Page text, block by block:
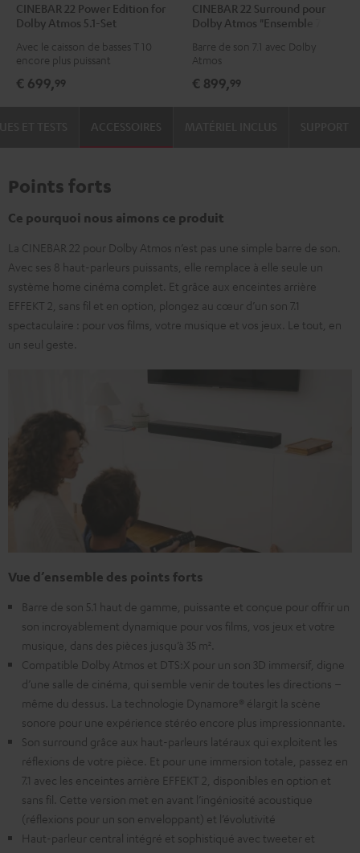
22
Power
Edition
Dolby
22
Power
Edition
for
Dolby
Atmos
CINEBAR 22 Power Edition for
Dolby Atmos 5.1-Set
Avec le caisson de basses T 10
encore plus puissant
€ 699,99
22
Surround
pour
Atmos
22
Surround
pour
Atmos
CINEBAR 22 Surround pour
Dolby Atmos "Ensemble 7.1"
Barre de son 7.1 avec Dolby
Atmos
€ 899,99
ACCESSOIRES
Points forts
Ce pourquoi nous aimons ce produit
La CINEBAR 22 pour Dolby Atmos n’est pas une simple barre de son.
Avec ses 8 haut-parleurs puissants, elle remplace à elle seule un
système home cinéma complet. Et grâce aux enceintes arrière
EFFEKT 2, sans fil et en option, plongez au cœur d’un son 7.1
spectaculaire : pour vos films, votre musique et vos jeux. Le tout, en
un seul geste.
Vue d’ensemble des points forts
Barre de son 5.1 haut de gamme, puissante et conçue pour offrir un
son incroyablement dynamique pour vos films, vos jeux et votre
musique, dans des pièces jusqu’à 35 m².
Compatible Dolby Atmos et DTS:X pour un son 3D immersif, digne
d’une salle de cinéma, qui semble venir de toutes les directions –
même du dessus. La technologie Dynamore® élargit la scène
sonore pour une expérience stéréo encore plus impressionnante.
Son surround grâce aux haut-parleurs latéraux qui exploitent les
réflexions de votre pièce. Et pour une immersion totale, passez en
7.1 avec les enceintes arrière EFFEKT 2, disponibles en option et
sans fil. Cette version met en avant l’ingéniosité acoustique
(réflexions pour un son enveloppant) et l’évolutivité
Haut-parleur central intégré et sophistiqué avec tweeter et